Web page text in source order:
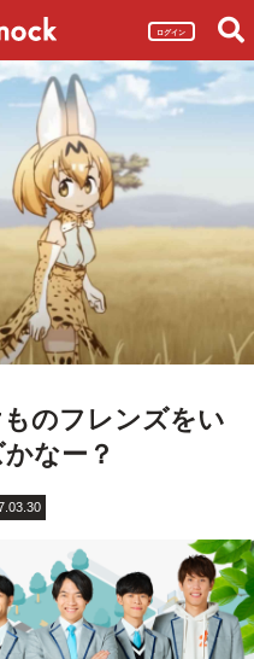
ログイン
のフレンズをい
なー？